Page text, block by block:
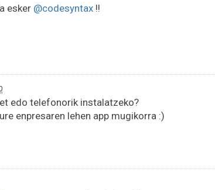
esker @codesyntax !!
edo telefonorik instalatzeko?
enpresaren lehen app mugikorra :)